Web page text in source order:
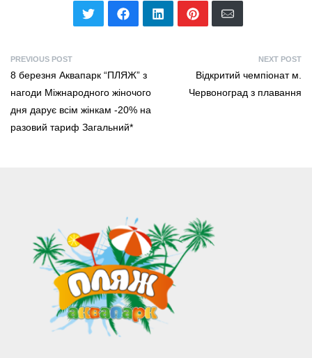
PREVIOUS POST
8 березня Аквапарк “ПЛЯЖ” з
нагоди Міжнародного жіночого
дня дарує всім жінкам -20% на
разовий тариф Загальний*
NEXT POST
Відкритий чемпіонат м.
Червоноград з плавання